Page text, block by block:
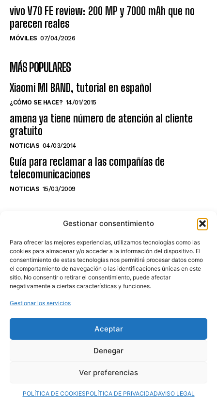
Gestionar consentimiento
Para ofrecer las mejores experiencias, utilizamos tecnologías como las
cookies para almacenar y/o acceder a la información del dispositivo. El
consentimiento de estas tecnologías nos permitirá procesar datos como
el comportamiento de navegación o las identificaciones únicas en este
sitio. No consentir o retirar el consentimiento, puede afectar
negativamente a ciertas características y funciones.
Gestionar los servicios
Aceptar
Denegar
Ver preferencias
POLÍTICA DE COOKIESPOLÍTICA DE PRIVACIDADAVISO LEGAL
vivo V70 FE review: 200 MP y 7000 mAh que no
parecen reales
MÓVILES 07/04/2026
MÁS POPULARES
Xiaomi MI BAND, tutorial en español
¿CÓMO SE HACE? 14/01/2015
amena ya tiene número de atención al cliente
gratuito
NOTICIAS 04/03/2014
Guía para reclamar a las compañías de
telecomunicaciones
NOTICIAS 15/03/2009
NO TE PIERDAS LO ÚLTIMO DEL CANAL
Haz clic en «Estoy de acuerdo» para
activar Youtube
POLÍTICA DE COOKIES
© 2025 MovilToday. Todos los derechos reservados.